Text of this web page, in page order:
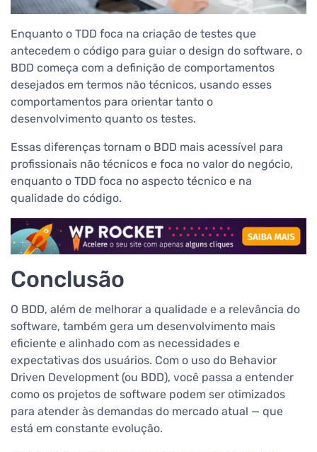
Enquanto o TDD foca na criação de testes que
antecedem o código para guiar o design do software, o
BDD começa com a definição de comportamentos
desejados em termos não técnicos, usando esses
comportamentos para orientar tanto o
desenvolvimento quanto os testes.
Essas diferenças tornam o BDD mais acessível para
profissionais não técnicos e foca no valor do negócio,
enquanto o TDD foca no aspecto técnico e na
qualidade do código.
Conclusão
O BDD, além de melhorar a qualidade e a relevância do
software, também gera um desenvolvimento mais
eficiente e alinhado com as necessidades e
expectativas dos usuários. Com o uso do Behavior
Driven Development (ou BDD), você passa a entender
como os projetos de software podem ser otimizados
para atender às demandas do mercado atual — que
está em constante evolução.